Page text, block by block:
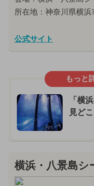
所在地：神奈川県横
公式サイト
もっと
「横
見ど
横浜・八景島シ